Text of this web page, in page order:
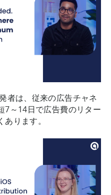
者は、従来の広告チャネ
7～14日で広告費のリター
ります。